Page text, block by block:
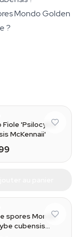
Mondo Golden
?
Fiole 'Psilocybe
McKennaii'
spores Mondo
cubensis